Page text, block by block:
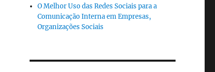
O Melhor Uso das Redes Sociais para a
Comunicação Interna em Empresas,
Organizações Sociais